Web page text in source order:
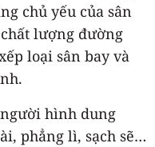
chủ yếu của sân
lượng đường
loại sân bay và
hình dung
phẳng lì, sạch sẽ…